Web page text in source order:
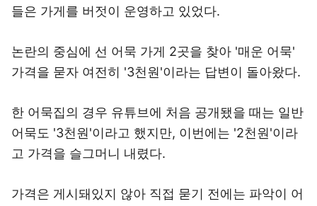
들은 가게를 버젓이 운영하고 있었다.
논란의 중심에 선 어묵 가게 2곳을 찾아 '매운 어묵'
가격을 묻자 여전히 '3천원'이라는 답변이 돌아왔다.
한 어묵집의 경우 유튜브에 처음 공개됐을 때는 일반
어묵도 '3천원'이라고 했지만, 이번에는 '2천원'이라
고 가격을 슬그머니 내렸다.
가격은 게시돼있지 않아 직접 묻기 전에는 파악이 어